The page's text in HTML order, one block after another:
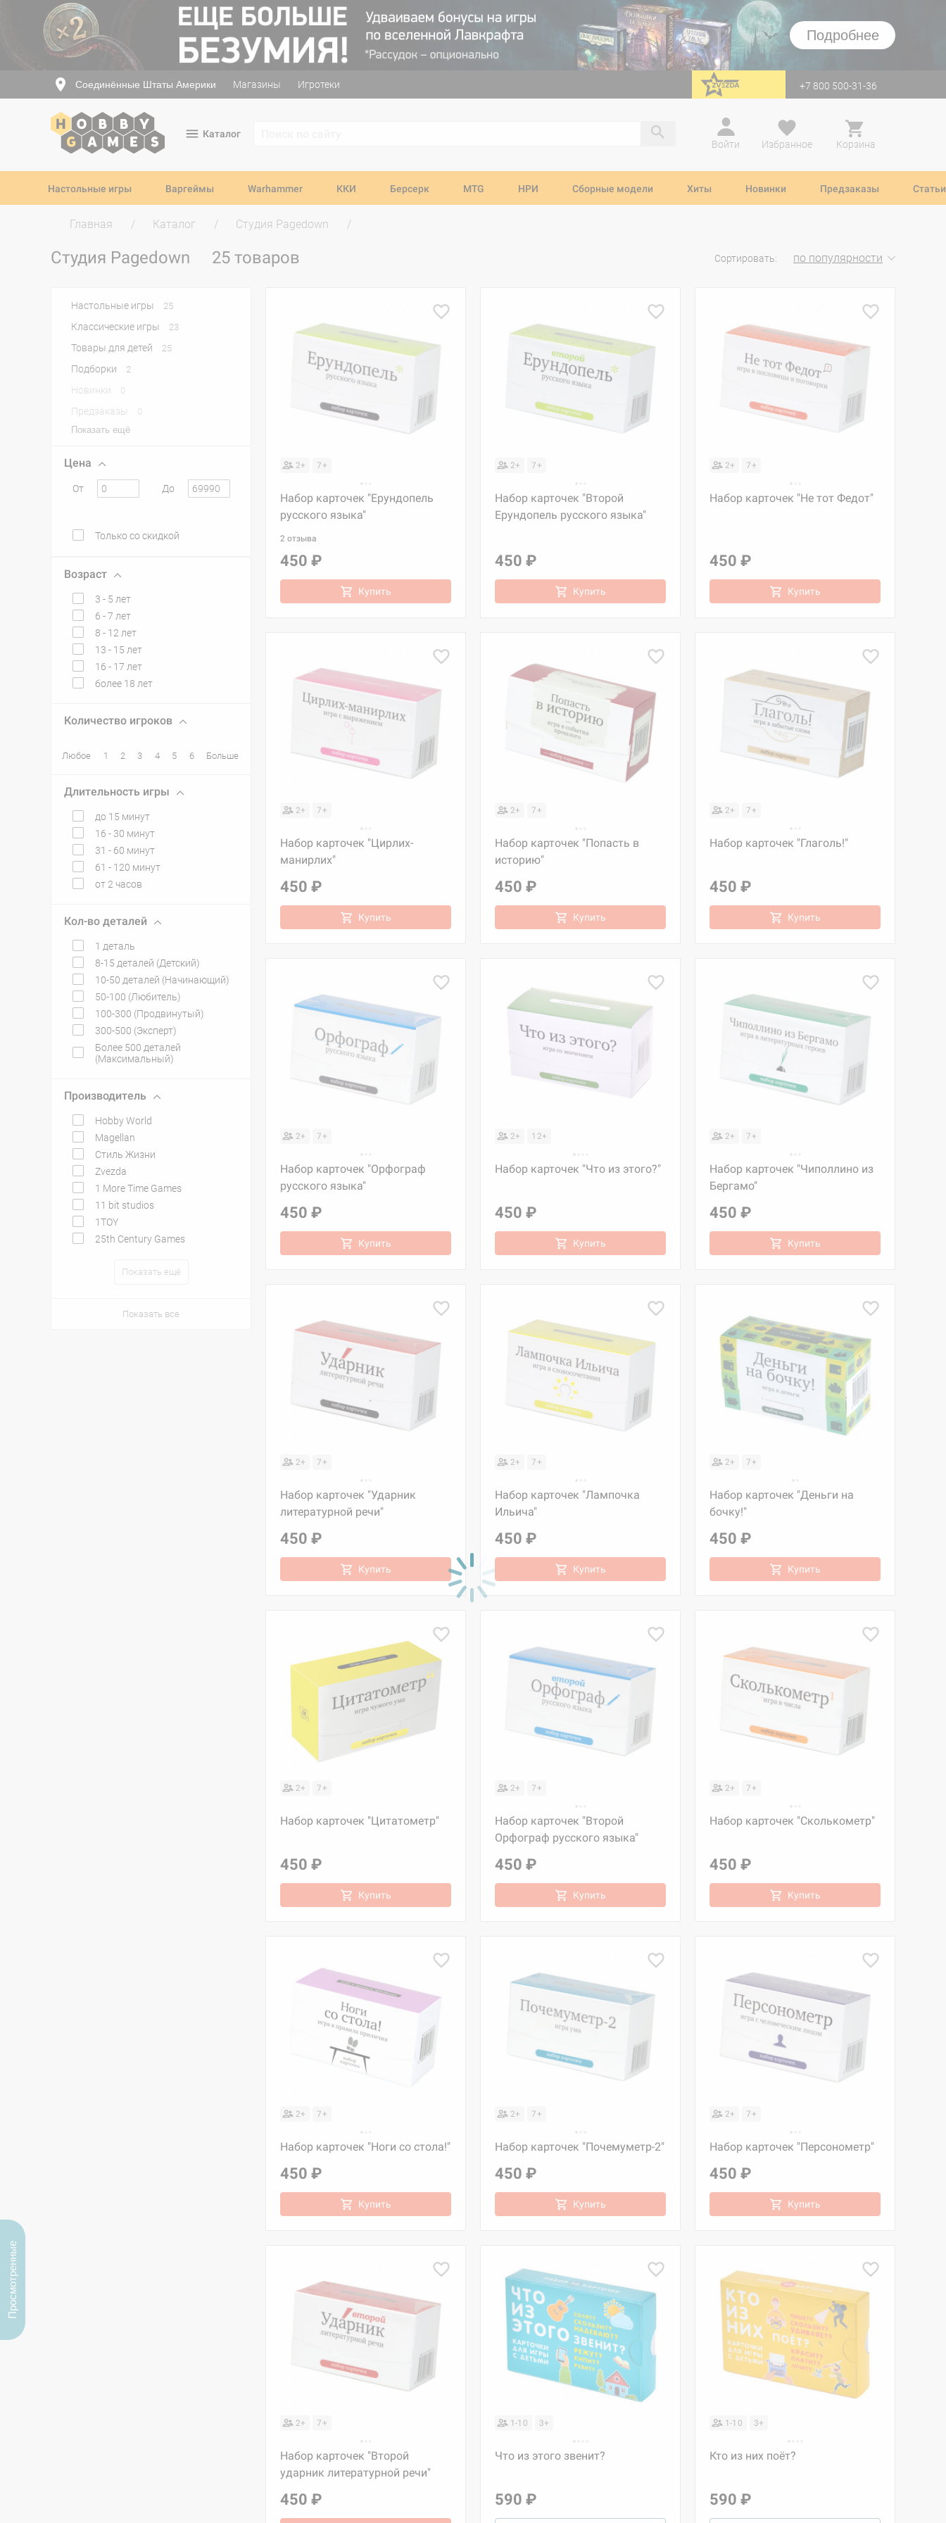
Подробнее
Соединённые Штаты Америки Магазины Игротеки перейти на Zvezda +7 800 500-31-36
Каталог
Войти
Избранное Корзина
Настольные игры Варгеймы Warhammer ККИ Берсерк MTG НРИ Сборные модели Хиты Новинки Предзаказы Статьи
Главная Каталог Студия Pagedown
Студия Pagedown 25 товаров Сортировать: по популярности
Настольные игры 25
Классические игры 23
Товары для детей 25
Подборки 2
Новинки 0
Предзаказы
0
Показать ещё
Цена
От До
Только со скидкой
Возраст
3 - 5 лет
6 - 7 лет
8 - 12 лет
13 - 15 лет
16 - 17 лет
более 18 лет
Количество игроков
Любое 1 2 3 4 5 6 Больше
Длительность игры
до 15 минут
16 - 30 минут
31 - 60 минут
61 - 120 минут
от 2 часов
Кол-во деталей
1 деталь
8-15 деталей (Детский)
10-50 деталей (Начинающий)
50-100 (Любитель)
100-300 (Продвинутый)
300-500 (Эксперт)
Более 500 деталей
(Максимальный)
Производитель
Hobby World
Magellan
Стиль Жизни
Zvezda
1 More Time Games
11 bit studios
1TOY
25th Century Games
Показать ещё
Показать все
2+ 7+
Набор карточек "Ерундопель
русского языка"
2 отзыва
450 ₽
Купить
2+ 7+
Набор карточек "Второй
Ерундопель русского языка"
450 ₽
Купить
2+ 7+
Набор карточек "Не тот Федот"
450 ₽
Купить
2+ 7+
Набор карточек "Цирлих-
манирлих"
450 ₽
Купить
2+ 7+
Набор карточек "Попасть в
историю"
450 ₽
Купить
2+ 7+
Набор карточек "Глаголь!"
450 ₽
Купить
2+ 7+
Набор карточек "Орфограф
русского языка"
450 ₽
Купить
2+ 12+
Набор карточек "Что из этого?"
450 ₽
Купить
2+ 7+
Набор карточек "Чиполлино из
Бергамо"
450 ₽
Купить
2+ 7+
Набор карточек "Ударник
литературной речи"
450 ₽
Купить
2+ 7+
Набор карточек "Лампочка
Ильича"
450 ₽
Купить
2+ 7+
Набор карточек "Деньги на
бочку!"
450 ₽
Купить
2+ 7+
Набор карточек "Цитатометр"
450 ₽
Купить
2+ 7+
Набор карточек "Второй
Орфограф русского языка"
450 ₽
Купить
2+ 7+
Набор карточек "Сколькометр"
450 ₽
Купить
2+ 7+
Набор карточек "Ноги со стола!"
450 ₽
Купить
2+ 7+
Набор карточек "Почемуметр-2"
450 ₽
Купить
2+ 7+
Набор карточек "Персонометр"
450 ₽
Купить
2+ 7+
Набор карточек "Второй
ударник литературной речи"
450 ₽
1-10 3+
Что из этого звенит?
590 ₽
1-10 3+
Кто из них поёт?
590 ₽
Просмотренные